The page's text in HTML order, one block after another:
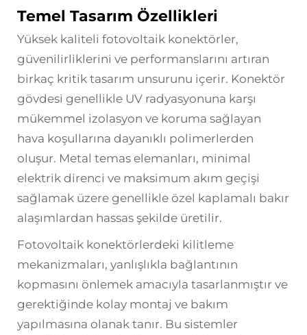
Temel Tasarım Özellikleri
Yüksek kaliteli fotovoltaik konektörler,
güvenilirliklerini ve performanslarını artıran
birkaç kritik tasarım unsurunu içerir. Konektör
gövdesi genellikle UV radyasyonuna karşı
mükemmel izolasyon ve koruma sağlayan
hava koşullarına dayanıklı polimerlerden
oluşur. Metal temas elemanları, minimal
elektrik direnci ve maksimum akım geçişi
sağlamak üzere genellikle özel kaplamalı bakır
alaşımlardan hassas şekilde üretilir.
Fotovoltaik konektörlerdeki kilitleme
mekanizmaları, yanlışlıkla bağlantının
kopmasını önlemek amacıyla tasarlanmıştır ve
gerektiğinde kolay montaj ve bakım
yapılmasına olanak tanır. Bu sistemler